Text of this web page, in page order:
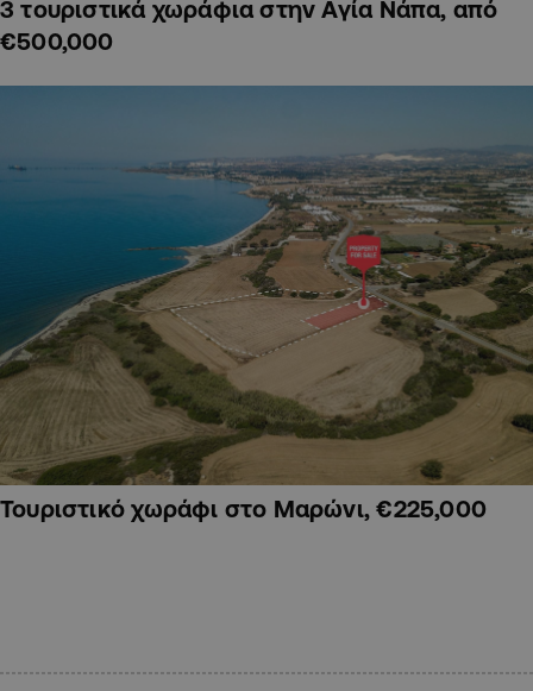
3 τουριστικά χωράφια στην Αγία Νάπα, από
€500,000
Τουριστικό χωράφι στο Μαρώνι, €225,000